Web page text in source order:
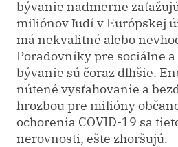
bývanie nadmerne
miliónov ľudí v Európskej
má nekvalitné alebo
Poradovníky pre sociálne
bývanie sú čoraz dlhšie.
nútené vysťahovanie a
hrozbou pre milióny
ochorenia COVID-19 sa
nerovnosti, ešte zhoršujú.